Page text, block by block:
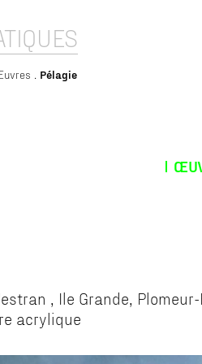
Pélagie
, Ile Grande,
acrylique